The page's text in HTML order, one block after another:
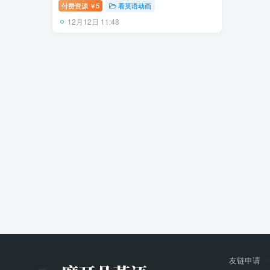
付费资源 ￥5 看英语动画
12月12日 11:48
友链申请